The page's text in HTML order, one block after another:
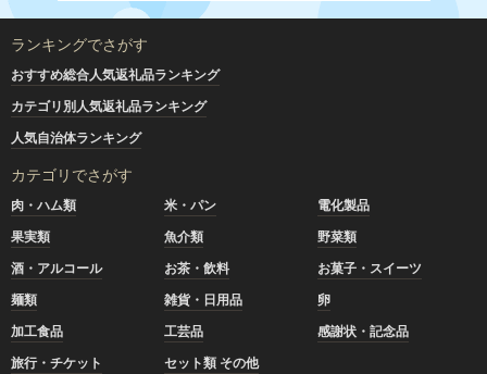
ランキングでさがす
おすすめ総合人気返礼品ランキング
カテゴリ別人気返礼品ランキング
人気自治体ランキング
カテゴリでさがす
肉・ハム類 米・パン
電化製品
果実類
魚介類
野菜類
酒・アルコール
お茶・飲料
お菓子・スイーツ
麺類
雑貨・日用品
卵
加工食品
工芸品
感謝状・記念品
旅行・チケット
セット類 その他